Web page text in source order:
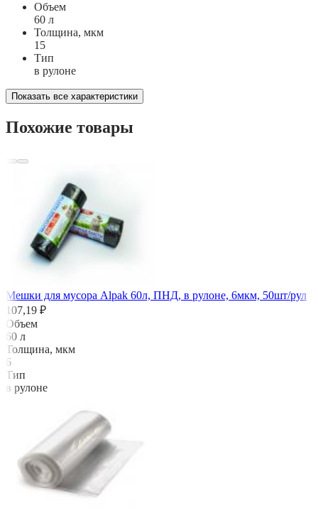
Объем
60 л
Толщина, мкм
15
Тип
в рулоне
Показать все характеристики
Похожие товары
Мешки для мусора Alpak 60л, ПНД, в рулоне, 6мкм, 50шт/рул
107,19 ₽
Объем
60 л
Толщина, мкм
6
Тип
в рулоне